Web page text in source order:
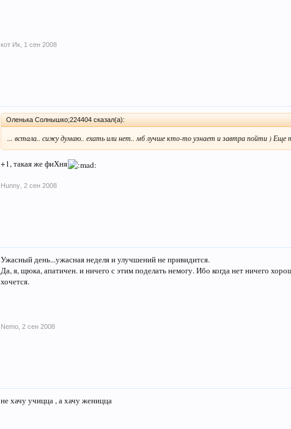
кот Ик 1 сен 2008
Оленька Солнышко;224404 сказал(а):
... встала.. сижу думаю.. ехать или нет.. мб лучше кто-то узнает и завтра пойти ) Еще
+1, такая же фиХня
Hunny 2 сен 2008
Ужасный день...ужасная неделя и улучшений не привидится.
Да, я, щюка, апатичен. и ничего с этим поделать немогу. Ибо когда нет ничего
хочется.
Nemo 2 сен 2008
не хачу учицца , а хачу женицца